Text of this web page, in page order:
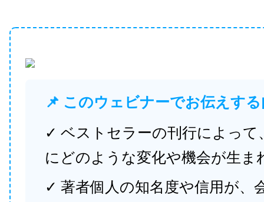
📌 このウェビナーでお伝えす
✓ ベストセラーの刊行によって
にどのような変化や機会が生ま
✓ 著者個人の知名度や信用が、